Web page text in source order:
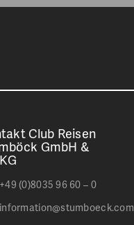
Club Reisen
GmbH &
+49 (0)8035 96 60 – 0
information@stumboeck.com